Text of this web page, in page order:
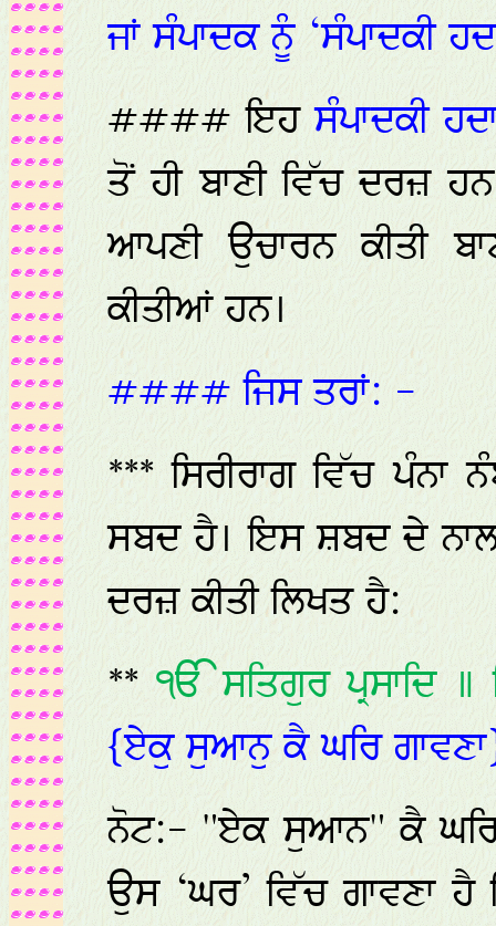
ਜਾਂ ਸੰਪਾਦਕ ਨੂੰ ‘ਸੰਪਾਦਕੀ
#### ਇਹਸੰਪਾਦਕੀ
ਤੋਂ ਹੀ ਬਾਣੀ ਵਿੱਚ ਦਰਜ਼
ਆਪਣੀ ਉਚਾਰਨ ਕੀਤੀ
ਕੀਤੀਆਂ ਹਨ।
#### ਜਿਸ ਤਰਾਂ: -
*** ਸਿਰੀਰਾਗ ਵਿੱਚ ਪੰਨਾ
ਸਬਦ ਹੈ। ਇਸ ਸ਼ਬਦ ਦੇ
ਦਰਜ਼ ਕੀਤੀ ਲਿਖਤ ਹੈ:
** ੴ ਸਤਿਗੁਰ ਪ੍ਰਸਾਦਿ ॥
{ਏਕੁ ਸੁਆਨੁ ਕੈ ਘਰਿ
ਨੋਟ:- "ਏਕ ਸੁਆਨ" ਕੈ ਘਰਿ
ਉਸ ‘ਘਰ’ ਵਿੱਚ ਗਾਵਣਾ